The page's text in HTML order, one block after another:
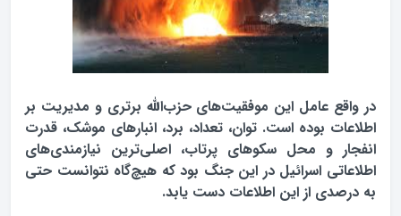
در واقع عامل این موفقیت‌های حزب‌الله برتری و مدیریت بر
اطلاعات بوده است. توان، تعداد، برد، انبارهای موشک، قدرت
انفجار و محل سکوهای پرتاب، اصلی‌ترین نیازمندی‌های
اطلاعاتی اسرائیل در این جنگ بود که هیچ‌گاه نتوانست حتی
به درصدی از این اطلاعات دست یابد.